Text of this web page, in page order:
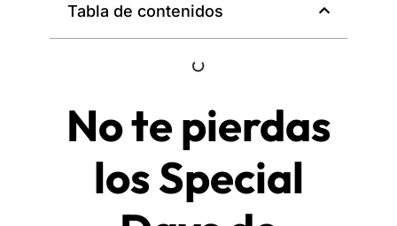
Tabla de contenidos
No te pierdas
los Special